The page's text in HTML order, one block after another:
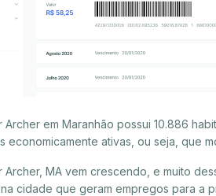
Archer em Maranhão possui 10.886
economicamente ativas, ou seja, que
Archer, MA vem crescendo, e muito
cidade que geram empregos para a